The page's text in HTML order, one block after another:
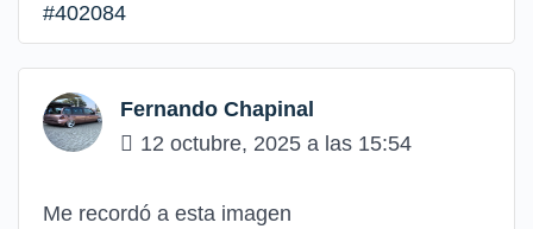
#402084
Fernando Chapinal
12 octubre, 2025 a las 15:54
Me recordó a esta imagen